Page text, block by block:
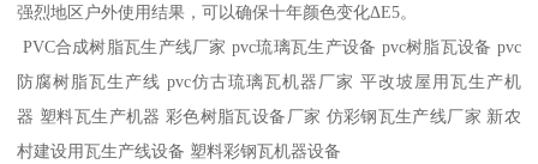
强烈地区户外使用结果，可以确保十年颜色变化ΔE5。
PVC合成树脂瓦生产线厂家 pvc琉璃瓦生产设备 pvc树脂瓦设备 pvc
防腐树脂瓦生产线 pvc仿古琉璃瓦机器厂家 平改坡屋用瓦生产机
器 塑料瓦生产机器 彩色树脂瓦设备厂家 仿彩钢瓦生产线厂家 新农
村建设用瓦生产线设备 塑料彩钢瓦机器设备